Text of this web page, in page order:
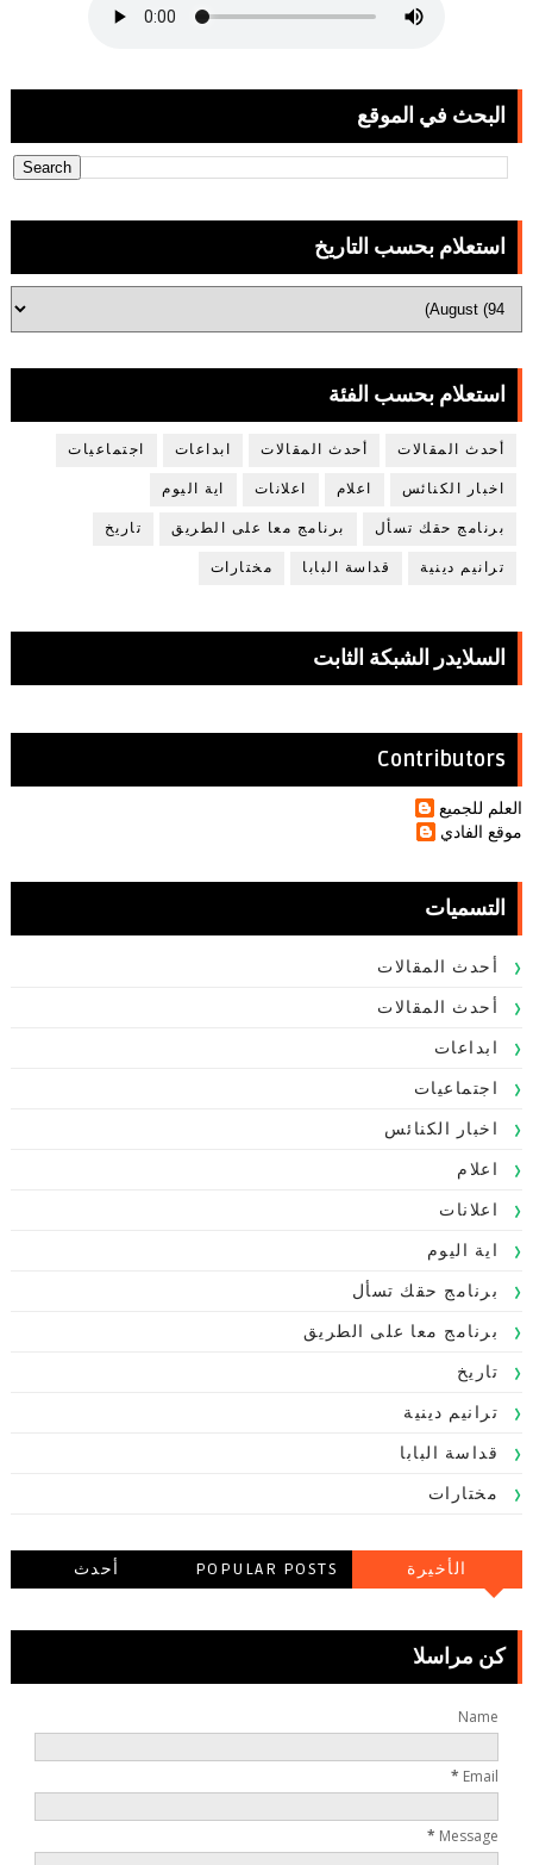
البحث في الموقع
استعلام بحسب التاريخ
استعلام بحسب الفئة
أحدث المقالات أحدث المقالات ابداعات اجتماعيات
اخبار الكنائس اعلام اعلانات اية اليوم
برنامج حقك تسأل برنامج معا على الطريق تاريخ
ترانيم دينية قداسة البابا مختارات
السلايدر الشبكة الثابت
Contributors
العلم للجميع
موقع الفادي
التسميات
أحدث المقالات
أحدث المقالات
ابداعات
اجتماعيات
اخبار الكنائس
اعلام
اعلانات
اية اليوم
برنامج حقك تسأل
برنامج معا على الطريق
تاريخ
ترانيم دينية
قداسة البابا
مختارات
الأخيرة POPULAR POSTS
أحدث
كن مراسلا
Name
Email
*
Message
*